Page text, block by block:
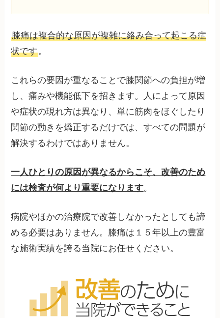
膝痛は複合的な原因が複雑に絡み合って起こる症
状です。
これらの要因が重なることで膝関節への負担が増
し、痛みや機能低下を招きます。人によって原因
や症状の現れ方は異なり、単に筋肉をほぐしたり
関節の動きを矯正するだけでは、すべての問題が
解決するわけではありません。
一人ひとりの原因が異なるからこそ、改善のため
には検査が何より重要になります。
病院やほかの治療院で改善しなかったとしても諦
める必要はありません。膝痛は１５年以上の豊富
な施術実績を誇る当院にお任せください。